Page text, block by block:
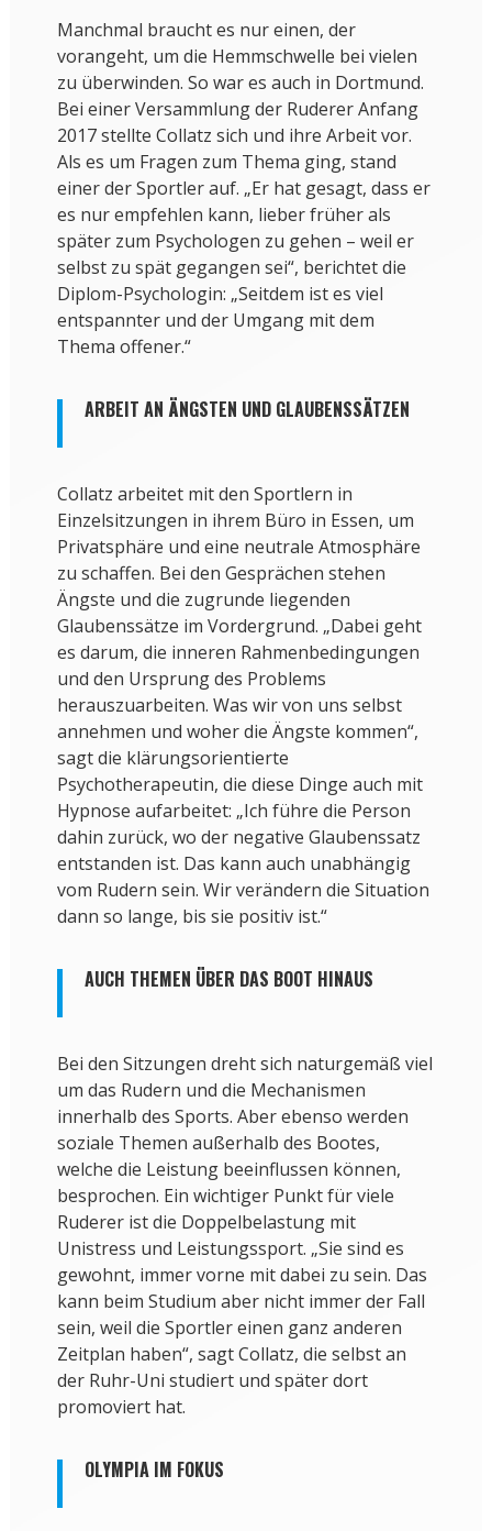
Manchmal braucht es nur einen, der
vorangeht, um die Hemmschwelle bei vielen
zu überwinden. So war es auch in Dortmund.
Bei einer Versammlung der Ruderer Anfang
2017 stellte Collatz sich und ihre Arbeit vor.
Als es um Fragen zum Thema ging, stand
einer der Sportler auf. „Er hat gesagt, dass er
es nur empfehlen kann, lieber früher als
später zum Psychologen zu gehen – weil er
selbst zu spät gegangen sei“, berichtet die
Diplom-Psychologin: „Seitdem ist es viel
entspannter und der Umgang mit dem
Thema offener.“
ARBEIT AN ÄNGSTEN UND GLAUBENSSÄTZEN
Collatz arbeitet mit den Sportlern in
Einzelsitzungen in ihrem Büro in Essen, um
Privatsphäre und eine neutrale Atmosphäre
zu schaffen. Bei den Gesprächen stehen
Ängste und die zugrunde liegenden
Glaubenssätze im Vordergrund. „Dabei geht
es darum, die inneren Rahmenbedingungen
und den Ursprung des Problems
herauszuarbeiten. Was wir von uns selbst
annehmen und woher die Ängste kommen“,
sagt die klärungsorientierte
Psychotherapeutin, die diese Dinge auch mit
Hypnose aufarbeitet: „Ich führe die Person
dahin zurück, wo der negative Glaubenssatz
entstanden ist. Das kann auch unabhängig
vom Rudern sein. Wir verändern die Situation
dann so lange, bis sie positiv ist.“
AUCH THEMEN ÜBER DAS BOOT HINAUS
Bei den Sitzungen dreht sich naturgemäß viel
um das Rudern und die Mechanismen
innerhalb des Sports. Aber ebenso werden
soziale Themen außerhalb des Bootes,
welche die Leistung beeinflussen können,
besprochen. Ein wichtiger Punkt für viele
Ruderer ist die Doppelbelastung mit
Unistress und Leistungssport. „Sie sind es
gewohnt, immer vorne mit dabei zu sein. Das
kann beim Studium aber nicht immer der Fall
sein, weil die Sportler einen ganz anderen
Zeitplan haben“, sagt Collatz, die selbst an
der Ruhr-Uni studiert und später dort
promoviert hat.
OLYMPIA IM FOKUS